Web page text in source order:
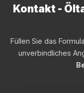
Kontakt -
Füllen Sie das
unverbindliches